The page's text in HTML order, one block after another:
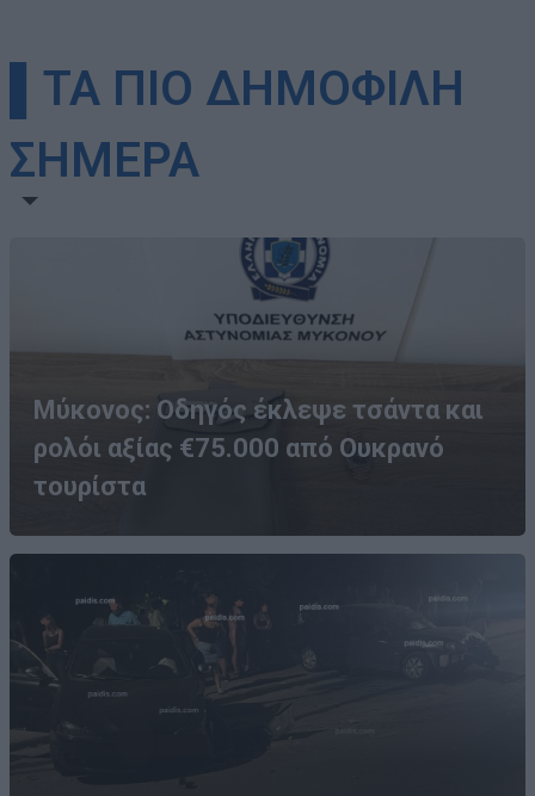
▌ΤΑ ΠΙΟ ΔΗΜΟΦΙΛΗ
ΣΗΜΕΡΑ
Μύκονος: Οδηγός έκλεψε τσάντα και
ρολόι αξίας €75.000 από Ουκρανό
τουρίστα